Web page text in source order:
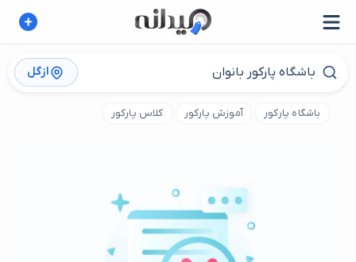
ازگل
باشگاه پارکور آموزش پارکور کلاس پارکور